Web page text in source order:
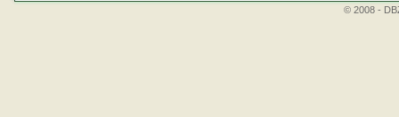
© 2008 -